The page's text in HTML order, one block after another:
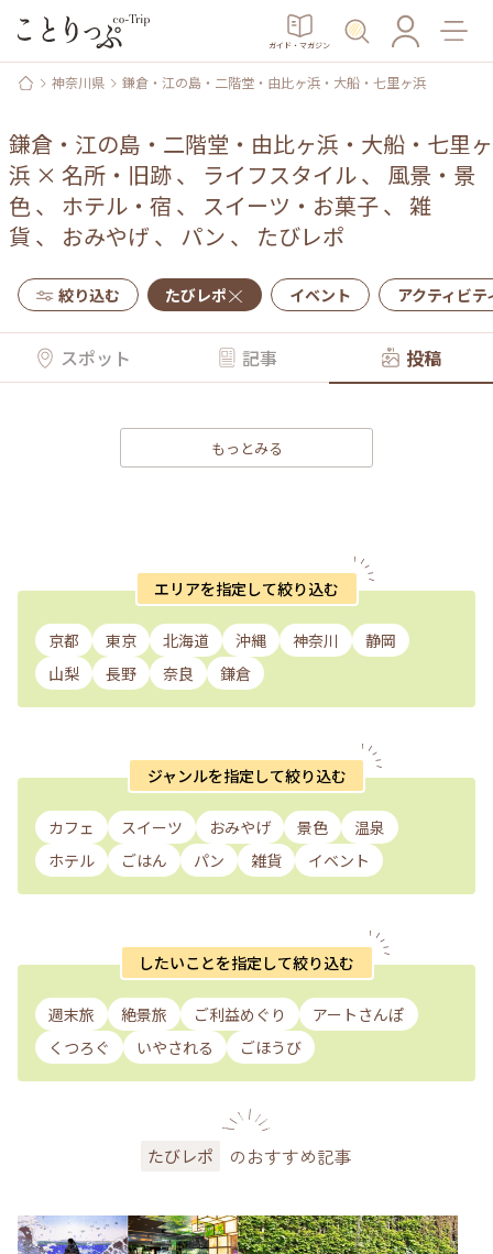
ガイド・マガジン
神奈川県 鎌倉・江の島・二階堂・由比ヶ浜・大船・七里ヶ浜
鎌倉・江の島・二階堂・由比ヶ浜・大船・七里ヶ
浜 × 名所・旧跡、 ライフスタイル、 風景・景
色、 ホテル・宿 、 スイーツ・お菓子、 雑
貨 、 おみやげ 、 パン 、 たびレポ
絞り込む たびレポ イベント アクティビテ
スポット 記事 投稿
もっとみる
エリアを指定して絞り込む
京都 東京 北海道 沖縄 神奈川
静岡
山梨
長野 奈良 鎌倉
ジャンルを指定して絞り込む
カフェ スイーツ おみやげ 景色
温泉
ホテル
ごはん パン 雑貨 イベント
したいことを指定して絞り込む
週末旅 絶景旅 ご利益めぐり
アートさんぽ
くつろぐ
いやされる ごほうび
たびレポ のおすすめ記事